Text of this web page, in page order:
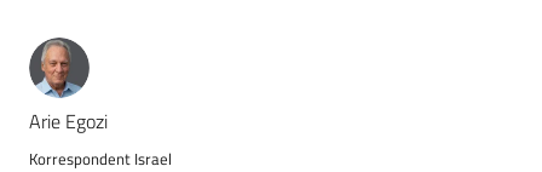
Arie Egozi
Korrespondent Israel